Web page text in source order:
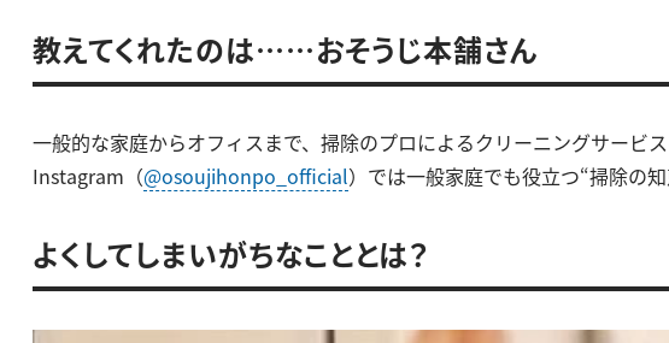
教えてくれたのは……おそうじ本舗さん
一般的な家庭からオフィスまで、掃除のプロによるクリーニングサービス
Instagram（@osoujihonpo_official）では一般家庭でも役立つ“掃除の知
よくしてしまいがちなこととは？